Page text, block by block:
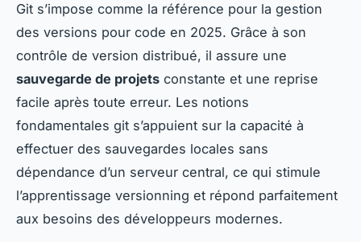
Git s’impose comme la référence pour la gestion
des versions pour code en 2025. Grâce à son
contrôle de version distribué, il assure une
sauvegarde de projets constante et une reprise
facile après toute erreur. Les notions
fondamentales git s’appuient sur la capacité à
effectuer des sauvegardes locales sans
dépendance d’un serveur central, ce qui stimule
l’apprentissage versionning et répond parfaitement
aux besoins des développeurs modernes.